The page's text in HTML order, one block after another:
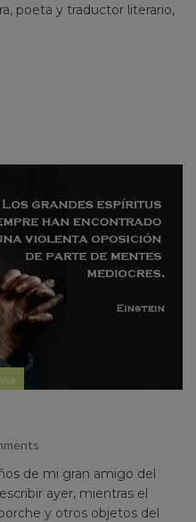
poeta y traductor literario,
de mi gran amigo del
ayer, mientras el
y otros objetos del